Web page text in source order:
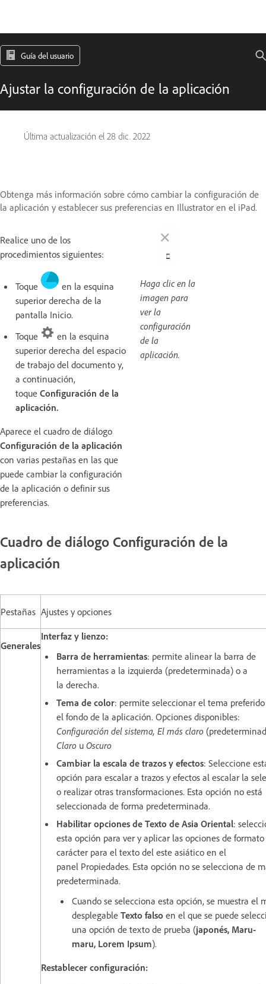
Guía del usuario
Ajustar la configuración de la aplicación
Última actualización el 28 dic. 2022
Obtenga más información sobre cómo cambiar la configuración de
la aplicación y establecer sus preferencias en Illustrator en el iPad.
Realice uno de los
procedimientos siguientes:
Toque
en la esquina
superior derecha de la
pantalla Inicio.
Toque
en la esquina
superior derecha del espacio
de trabajo del documento y,
a continuación,
toque Configuración de la
aplicación.
Aparece el cuadro de diálogo
Configuración de la aplicación
con varias pestañas en las que
puede cambiar la configuración
de la aplicación o definir sus
preferencias.
×
Haga clic en la
imagen para
ver la
configuración
de la
aplicación.
Cuadro de diálogo Configuración de la
aplicación
Pestañas Ajustes y opciones
Generales
Interfaz y lienzo:
Barra de herramientas: permite alinear la barra de
herramientas a la izquierda (predeterminada) o a
la derecha.
Tema de color: permite seleccionar el tema
el fondo de la aplicación. Opciones disponibles:
Configuración del sistema, El más claro
Claro u Oscuro
Cambiar la escala de trazos y efectos: Seleccione
opción para escalar a trazos y efectos al escalar la
o realizar otras transformaciones. Esta opción no está
seleccionada de forma predeterminada.
Habilitar opciones de Texto de Asia Oriental:
esta opción para ver y aplicar las opciones de
carácter para el texto del este asiático en el
panel Propiedades. Esta opción no se selecciona de
predeterminada.
Cuando se selecciona esta opción, se muestra el
desplegable Texto falso en el que se puede
una opción de texto de prueba (japonés, Maru-
maru, Lorem Ipsum).
Restablecer configuración: